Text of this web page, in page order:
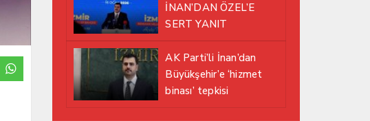
İNAN’DAN ÖZEL’E
SERT YANIT
AK Parti’li İnan’dan
Büyükşehir’e ‘hizmet
binası’ tepkisi